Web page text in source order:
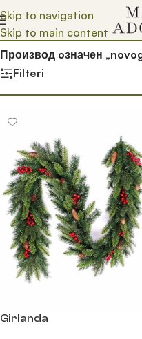
Skip to navigation
Skip to main content
Почетна/Prodavnica/
Производ oзначен
Filteri
Girlanda